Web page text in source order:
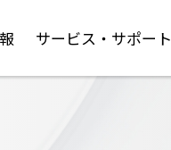
サービス・サポート